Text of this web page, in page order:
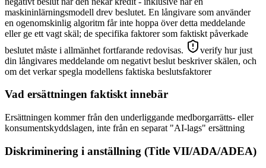
maskininlärningsmodell drev beslutet. En långivare som använder
en ogenomskinlig algoritm får inte hoppa över detta meddelande
eller ge ett vagt skäl; de specifika faktorer som faktiskt påverkade
beslutet måste i allmänhet fortfarande redovisas.
verify hur just
din långivares meddelande om negativt beslut beskriver skälen, och
om det verkar spegla modellens faktiska beslutsfaktorer
Vad ersättningen faktiskt innebär
Ersättningen kommer från den underliggande medborgarrätts- eller
konsumentskyddslagen, inte från en separat "AI-lags" ersättning
Diskriminering i anställning (Title VII/ADA/ADEA)